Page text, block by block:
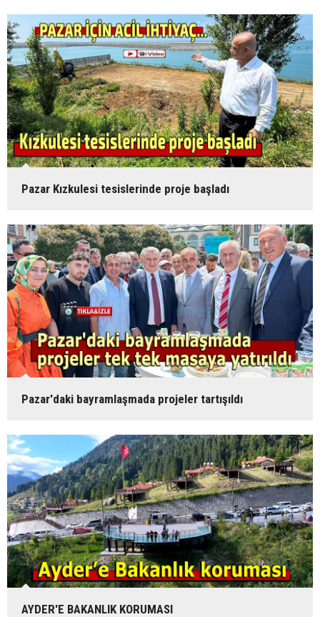
Pazar Kızkulesi tesislerinde proje başladı
Pazar'daki bayramlaşmada projeler tartışıldı
AYDER'E BAKANLIK KORUMASI